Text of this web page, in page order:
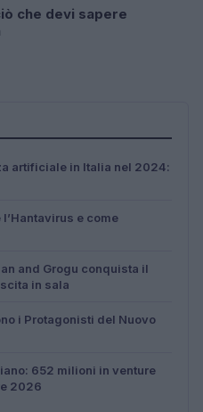
che devi sapere
artificiale in Italia nel 2024:
e come
and Grogu conquista il
in sala
i Protagonisti del Nuovo
652 milioni in venture
2026